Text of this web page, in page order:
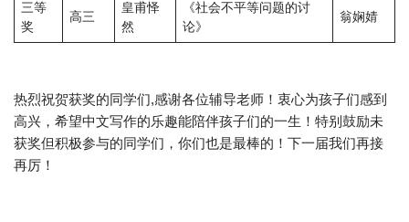
三等
奖
高三
皇甫怿
然
《社会不平等问题的讨
论》
翁娴婧
热烈祝贺获奖的同学们,感谢各位辅导老师！衷心为孩子们感到
高兴，希望中文写作的乐趣能陪伴孩子们的一生！特别鼓励未
获奖但积极参与的同学们，你们也是最棒的！下一届我们再接
再厉！